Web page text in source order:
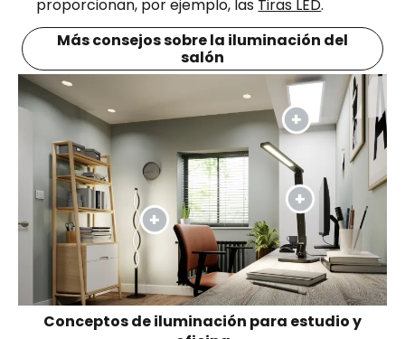
proporcionan, por ejemplo, las Tiras LED.
Más consejos sobre la iluminación del
salón
Conceptos de iluminación para estudio y